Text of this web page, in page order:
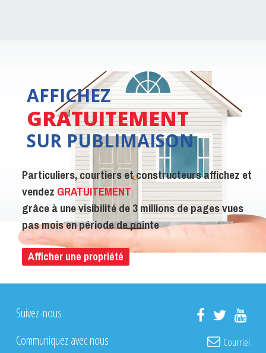
AFFICHEZ
GRATUITEMENT
SUR PUBLIMAISON
Particuliers, courtiers et constructeurs affichez et
vendez GRATUITEMENT
grâce à une visibilité de 3 millions de pages vues
pas mois en période de pointe
Afficher une propriété
Suivez-nous
Communiquez avec nous
Courriel